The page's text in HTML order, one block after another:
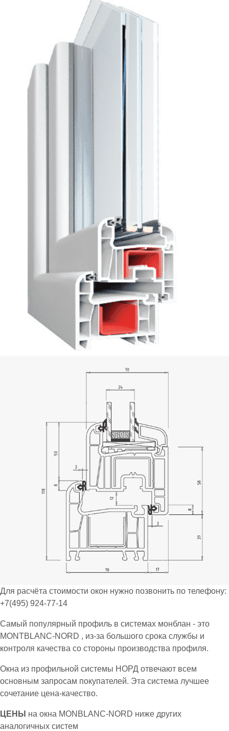
Для расчёта стоимости окон нужно позвонить по телефону:
+7(495) 924-77-14
Самый популярный профиль в системах монблан - это
MONTBLANC-NОRD , из-за большого срока службы и
контроля качества со стороны производства профиля.
Окна из профильной системы НОРД отвечают всем
основным запросам покупателей. Эта система лучшее
сочетание цена-качество.
ЦЕНЫ на окна MONBLANC-NORD ниже других
аналогичных систем